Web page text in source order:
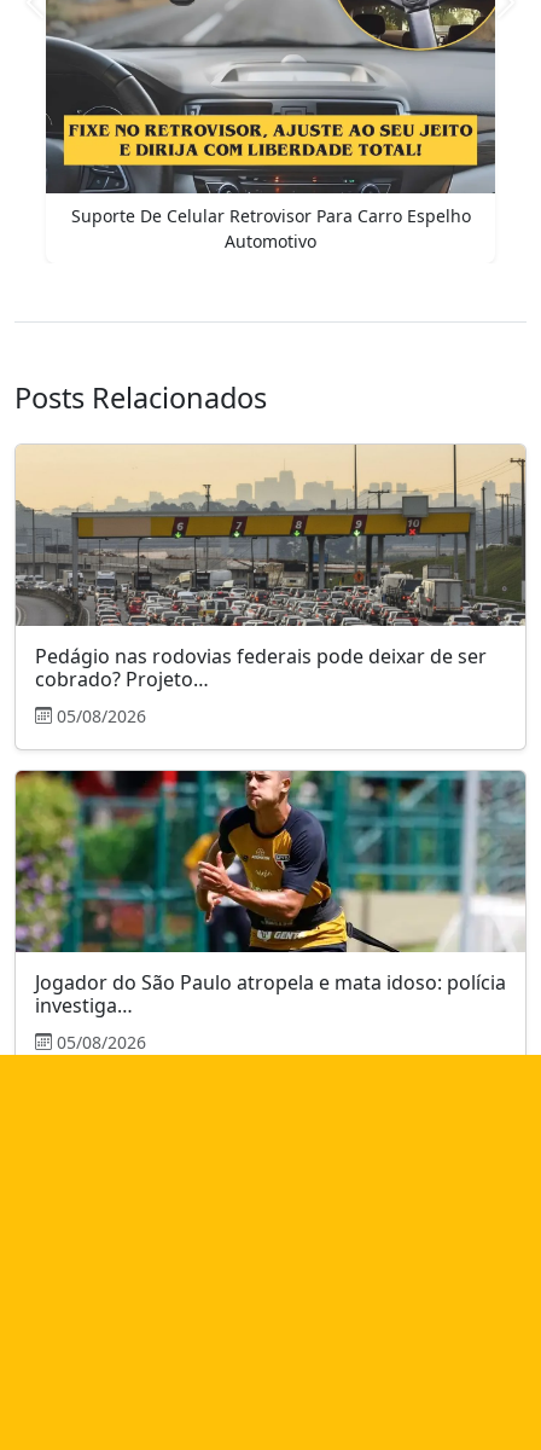
Suporte De Celular Retrovisor Para Carro Espelho
Automotivo
Anterior
Posts Relacionados
Pedágio nas rodovias federais pode deixar de ser
cobrado? Projeto…
05/08/2026
Jogador do São Paulo atropela e mata idoso: polícia
investiga…
05/08/2026